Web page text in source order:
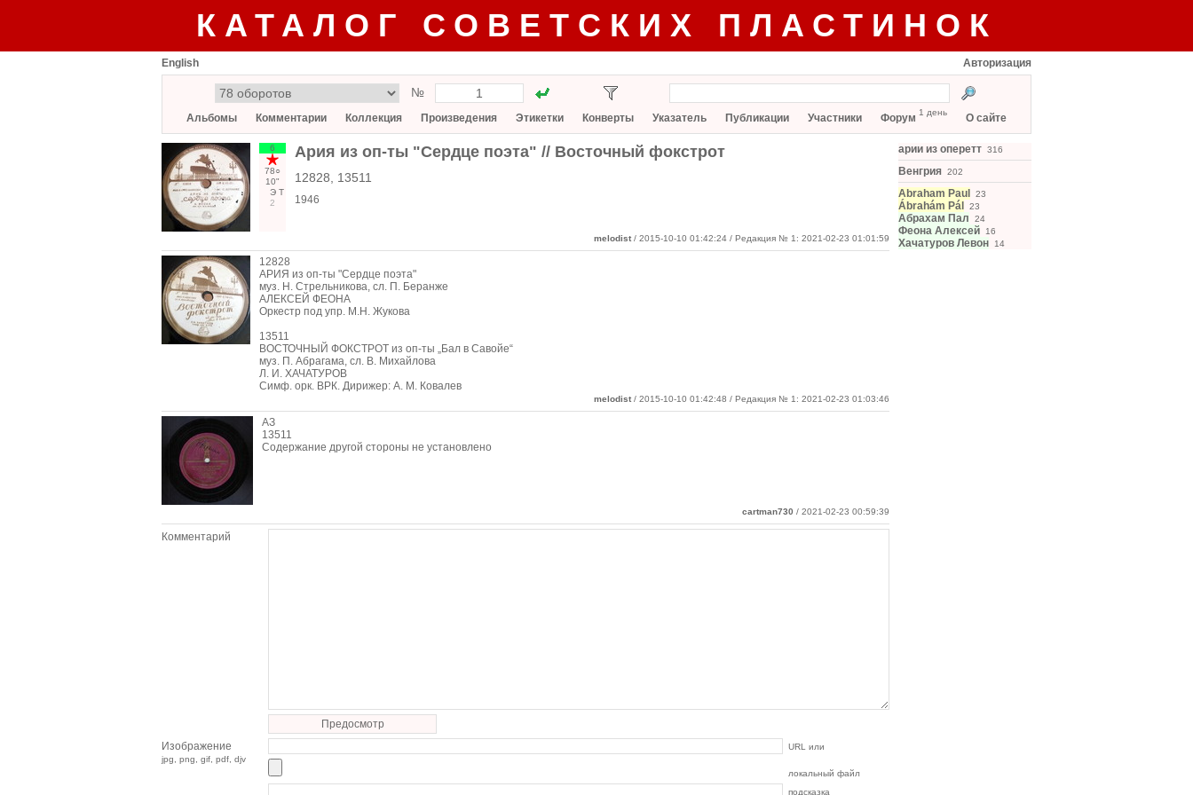
КАТАЛОГ СОВЕТСКИХ ПЛАСТИНОК
English Авторизация
№
Альбомы Комментарии Коллекция Произведения Этикетки Конверты Указатель Публикации Участники Форум 1 день О сайте
6
78○
10"
Э Т
2
Ария из оп-ты "Сердце поэта" // Восточный фокстрот
12828, 13511
1946
melodist / 2015-10-10 01:42:24 / Редакция № 1: 2021-02-23 01:01:59
12828
АРИЯ из оп-ты "Сердце поэта"
муз. Н. Стрельникова, сл. П. Беранже
АЛЕКСЕЙ ФЕОНА
Оркестр под упр. М.Н. Жукова
13511
ВОСТОЧНЫЙ ФОКСТРОТ из оп-ты „Бал в Савойе“
муз. П. Абрагама, сл. В. Михайлова
Л. И. ХАЧАТУРОВ
Симф. орк. ВРК. Дирижер: А. М. Ковалев
melodist / 2015-10-10 01:42:48 / Редакция № 1: 2021-02-23 01:03:46
АЗ
13511
Содержание другой стороны не установлено
cartman730 / 2021-02-23 00:59:39
Комментарий
Предосмотр
Изображение
jpg, png, gif, pdf, djv
URL или
локальный файл
подсказка
арии из оперетт 316
Венгрия 202
Abraham Paul 23
Ábrahám Pál 23
Абрахам Пал 24
Феона Алексей 16
Хачатуров Левон 14